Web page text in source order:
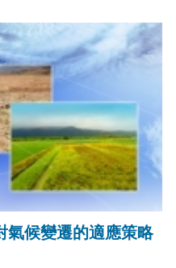
氣候變遷的適應策略